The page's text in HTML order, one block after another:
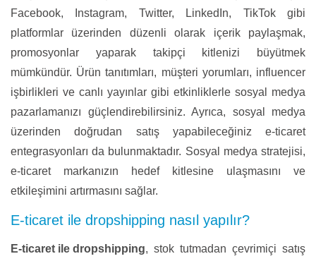
Facebook, Instagram, Twitter, LinkedIn, TikTok gibi
platformlar üzerinden düzenli olarak içerik paylaşmak,
promosyonlar yaparak takipçi kitlenizi büyütmek
mümkündür. Ürün tanıtımları, müşteri yorumları, influencer
işbirlikleri ve canlı yayınlar gibi etkinliklerle sosyal medya
pazarlamanızı güçlendirebilirsiniz. Ayrıca, sosyal medya
üzerinden doğrudan satış yapabileceğiniz e-ticaret
entegrasyonları da bulunmaktadır. Sosyal medya stratejisi,
e-ticaret markanızın hedef kitlesine ulaşmasını ve
etkileşimini artırmasını sağlar.
E-ticaret ile dropshipping nasıl yapılır?
E-ticaret ile dropshipping, stok tutmadan çevrimiçi satış